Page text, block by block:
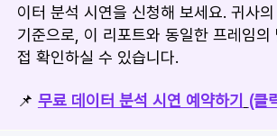
이터 분석 시연을 신청해 보세요. 귀사
기준으로, 이 리포트와 동일한 프레임의
접 확인하실 수 있습니다.
📌 무료 데이터 분석 시연 예약하기 (클